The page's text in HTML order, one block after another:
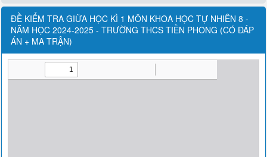
ĐỀ KIỂM TRA GIỮA HỌC KÌ 1 MÔN KHOA HỌC TỰ NHIÊN 8 -
NĂM HỌC 2024-2025 - TRƯỜNG THCS TIỀN PHONG (CÓ ĐÁP
ÁN + MA TRẬN)